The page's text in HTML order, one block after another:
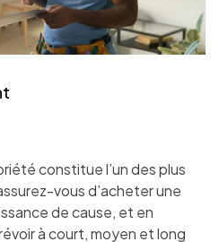
constitue l’un des plus
vous d’acheter une
de cause, et en
à court, moyen et long